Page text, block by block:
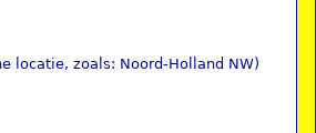
locatie, zoals: Noord-Holland NW)